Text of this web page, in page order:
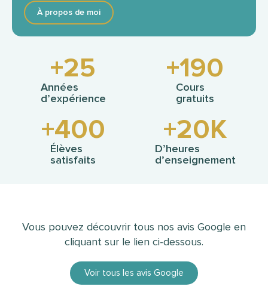
À propos de moi
Années
d’expérience
+25
Cours
gratuits
+190
Élèves
satisfaits
+400
D’heures
d’enseignement
+20K
Vous pouvez découvrir tous nos avis Google en
cliquant sur le lien ci-dessous.
Voir tous les avis Google